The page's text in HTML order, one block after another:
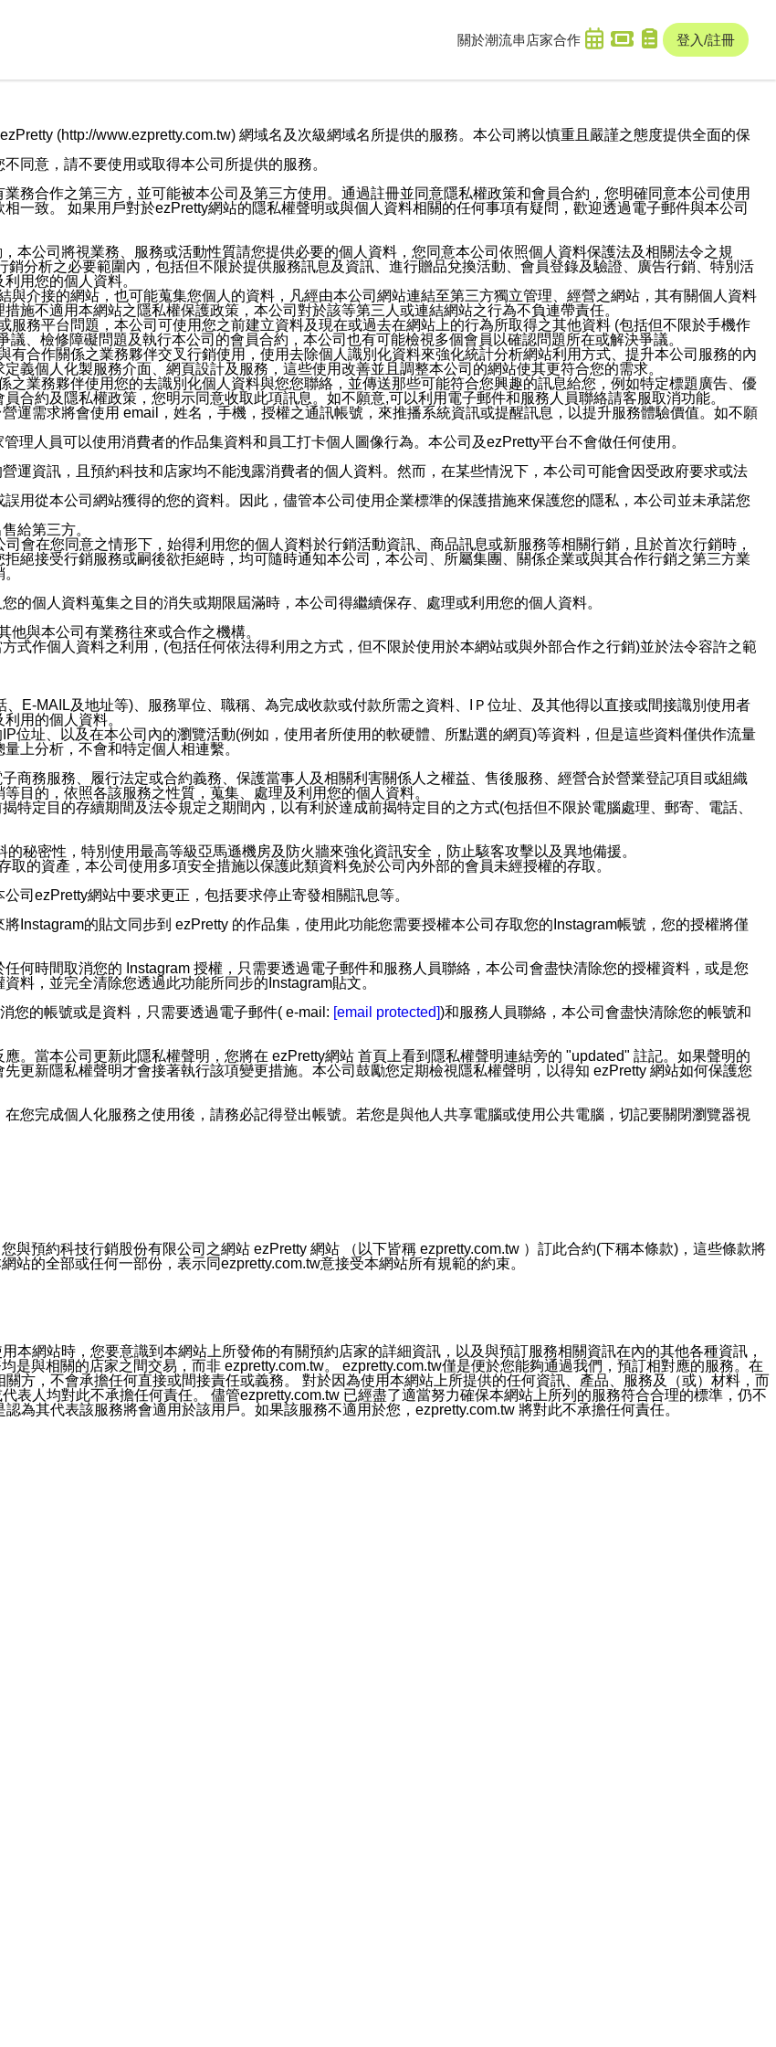
關於潮流串 店家合作 登入/註冊
(http://www.ezpretty.com.tw) 網域名及次級網域名所提供的服務。本公司將以慎重且嚴謹之態度提供全面的保
同意，請不要使用或取得本公司所提供的服務。
務合作之第三方，並可能被本公司及第三方使用。通過註冊並同意隱私權政策和會員合約，您明確同意本公司使用
一致。 如果用戶對於ezPretty網站的隱私權聲明或與個人資料相關的任何事項有疑問，歡迎透過電子郵件與本公司
本公司將視業務、服務或活動性質請您提供必要的個人資料，您同意本公司依照個人資料保護法及相關法令之規
分析之必要範圍內，包括但不限於提供服務訊息及資訊、進行贈品兌換活動、會員登錄及驗證、廣告行銷、特別活
用您的個人資料。
介接的網站，也可能蒐集您個人的資料，凡經由本公司網站連結至第三方獨立管理、經營之網站，其有關個人資料
施不適用本網站之隱私權保護政策，本公司對於該等第三人或連結網站之行為不負連帶責任。
務平台問題，本公司可使用您之前建立資料及現在或過去在網站上的行為所取得之其他資料 (包括但不限於手機作
、檢修障礙問題及執行本公司的會員合約，本公司也有可能檢視多個會員以確認問題所在或解決爭議。
合作關係之業務夥伴交叉行銷使用，使用去除個人識別化資料來強化統計分析網站利用方式、提升本公司服務的內
義個人化製服務介面、網頁設計及服務，這些使用改善並且調整本公司的網站使其更符合您的需求。
業務夥伴使用您的去識別化個人資料與您您聯絡，並傳送那些可能符合您興趣的訊息給您，例如特定標題廣告、優
合約及隱私權政策，您明示同意收取此項訊息。如不願意,可以利用電子郵件和服務人員聯絡請客服取消功能。
運需求將會使用 email，姓名，手機，授權之通訊帳號，來推播系統資訊或提醒訊息，以提升服務體驗價值。如不願
理人員可以使用消費者的作品集資料和員工打卡個人圖像行為。本公司及ezPretty平台不會做任何使用。
運資訊，且預約科技和店家均不能洩露消費者的個人資料。然而，在某些情況下，本公司可能會因受政府要求或法
用從本公司網站獲得的您的資料。因此，儘管本公司使用企業標準的保護措施來保護您的隱私，本公司並未承諾您
給第三方。
會在您同意之情形下，始得利用您的個人資料於行銷活動資訊、商品訊息或新服務等相關行銷，且於首次行銷時，
絕接受行銷服務或嗣後欲拒絕時，均可隨時通知本公司，本公司、所屬集團、關係企業或與其合作行銷之第三方業
的個人資料蒐集之目的消失或期限屆滿時，本公司得繼續保存、處理或利用您的個人資料。
與本公司有業務往來或合作之機構。
式作個人資料之利用，(包括任何依法得利用之方式，但不限於使用於本網站或與外部合作之行銷)並於法令容許之範
E-MAIL及地址等)、服務單位、職稱、為完成收款或付款所需之資料、IＰ位址、及其他得以直接或間接識別使用者
用的個人資料。
位址、以及在本公司內的瀏覽活動(例如，使用者所使用的軟硬體、所點選的網頁)等資料，但是這些資料僅供作流量
上分析，不會和特定個人相連繫。
商務服務、履行法定或合約義務、保護當事人及相關利害關係人之權益、售後服務、經營合於營業登記項目或組織
目的，依照各該服務之性質，蒐集、處理及利用您的個人資料。
特定目的存續期間及法令規定之期間內，以有利於達成前揭特定目的之方式(包括但不限於電腦處理、郵寄、電話、
秘密性，特別使用最高等級亞馬遜機房及防火牆來強化資訊安全，防止駭客攻擊以及異地備援。
的資產，本公司使用多項安全措施以保護此類資料免於公司內外部的會員未經授權的存取。
司ezPretty網站中要求更正，包括要求停止寄發相關訊息等。
Instagram的貼文同步到 ezPretty 的作品集，使用此功能您需要授權本公司存取您的Instagram帳號，您的授權將僅
何時間取消您的 Instagram 授權，只需要透過電子郵件和服務人員聯絡，本公司會盡快清除您的授權資料，或是您
料，並完全清除您透過此功能所同步的Instagram貼文。
您的帳號或是資料，只需要透過電子郵件( e-mail: [email protected])和服務人員聯絡，本公司會盡快清除您的帳號和
。當本公司更新此隱私權聲明，您將在 ezPretty網站 首頁上看到隱私權聲明連結旁的 "updated" 註記。如果聲明的
更新隱私權聲明才會接著執行該項變更措施。本公司鼓勵您定期檢視隱私權聲明，以得知 ezPretty 網站如何保護您
您完成個人化服務之使用後，請務必記得登出帳號。若您是與他人共享電腦或使用公共電腦，切記要關閉瀏覽器視
服務好友，您仍可接收到通知型訊息。
或其他目的的訊息皆不會被傳送。滿足以下三個條件者，將可收到通知型訊息。
認證官方帳號的通知型訊息。
與預約科技行銷股份有限公司之網站 ezPretty 網站 （以下皆稱 ezpretty.com.tw ）訂此合約(下稱本條款)，這些條款將
的全部或任何一部份，表示同ezpretty.com.tw意接受本網站所有規範的約束。
本網站時，您要意識到本網站上所發佈的有關預約店家的詳細資訊，以及與預訂服務相關資訊在內的其他各種資訊，
與相關的店家之間交易，而非 ezpretty.com.tw。 ezpretty.com.tw僅是便於您能夠通過我們，預訂相對應的服務。在
方，不會承擔任何直接或間接責任或義務。 對於因為使用本網站上所提供的任何資訊、產品、服務及（或）材料，而
表人均對此不承擔任何責任。 儘管ezpretty.com.tw 已經盡了適當努力確保本網站上所列的服務符合合理的標準，仍不
為其代表該服務將會適用於該用戶。如果該服務不適用於您，ezpretty.com.tw 將對此不承擔任何責任。